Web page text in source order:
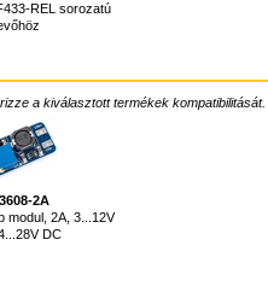
REL sorozatú
a kiválasztott termékek kompatibilitását.
2A
modul, 2A, 3...12V
DC